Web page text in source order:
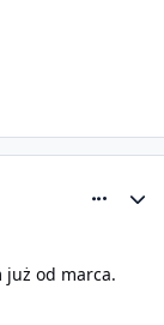
już od marca.